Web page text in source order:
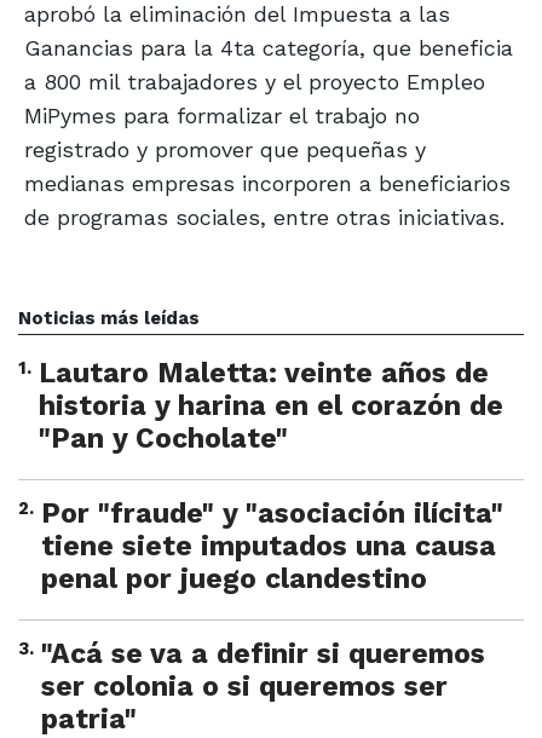
aprobó la eliminación del Impuesta a las
Ganancias para la 4ta categoría, que beneficia
a 800 mil trabajadores y el proyecto Empleo
MiPymes para formalizar el trabajo no
registrado y promover que pequeñas y
medianas empresas incorporen a beneficiarios
de programas sociales, entre otras iniciativas.
Noticias más leídas
1. Lautaro Maletta: veinte años de
historia y harina en el corazón de
"Pan y Cocholate"
2. Por "fraude" y "asociación ilícita"
tiene siete imputados una causa
penal por juego clandestino
3. "Acá se va a definir si queremos
ser colonia o si queremos ser
patria"